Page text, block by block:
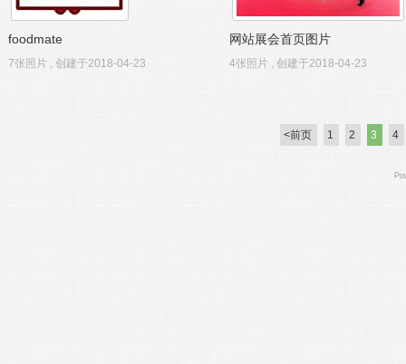
foodmate
7张照片 , 创建于2018-04-23
网站展会首页图片
4张照片 , 创建于2018-04-23
<前页 1 2 3 4